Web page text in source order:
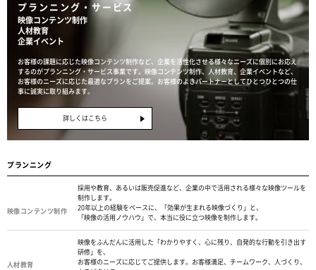
プランニング・サービス
映像コンテンツ制作
人材教育
企業イベント
お客様の課題に応じた映像コンテンツ制作など、企業を活性化させる様々なニーズに個別にお応え
するのがプランニング・サービス事業です。映像コンテンツ制作、人材教育、企業イベントなど、
お客様のニーズに応じた最適なプランをご提案。お客様のよきパートナーとしてひとつひとつの仕
事に誠実に取り組みます。
詳しくはこちら
プランニング
映像コンテンツ制作
採用や教育、あるいは販売促進など、企業の中で活用される様々な映像ツールを
制作します。
20年以上の経験をベースに、「効果が生まれる映像づくり」と、
「映像の活用ノウハウ」で、本当に役に立つ映像を制作します。
人材教育
映像をふんだんに活用した「わかりやすく、心に残り、自発的な行動を引き出す
研修」を、
お客様のニーズに応じてご提供します。お客様満足、チームワーク、人づくり、